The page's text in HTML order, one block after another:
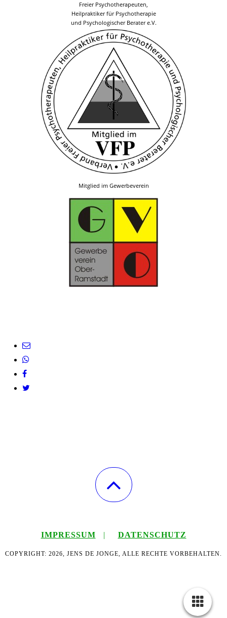
Freier Psychotherapeuten,
Heilpraktiker für Psychotherapie
und Psychologischer Berater e.V.
Mitglied im Gewerbeverein
IMPRESSUM | DATENSCHUTZ
COPYRIGHT: 2026, JENS DE JONGE, ALLE RECHTE VORBEHALTEN.